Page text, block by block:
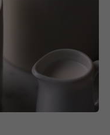
です！